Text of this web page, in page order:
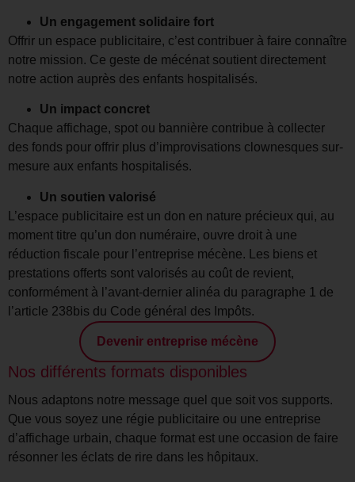
Un engagement solidaire fort
Offrir un espace publicitaire, c’est contribuer à faire connaître
notre mission. Ce geste de mécénat soutient directement
notre action auprès des enfants hospitalisés.
Un impact concret
Chaque affichage, spot ou bannière contribue à collecter
des fonds pour offrir plus d’improvisations clownesques sur-
mesure aux enfants hospitalisés.
Un soutien valorisé
L’espace publicitaire est un don en nature précieux qui, au
moment titre qu’un don numéraire, ouvre droit à une
réduction fiscale pour l’entreprise mécène. Les biens et
prestations offerts sont valorisés au coût de revient,
conformément à l’avant-dernier alinéa du paragraphe 1 de
l’article 238bis du Code général des Impôts.
Devenir entreprise mécène
Nos différents formats disponibles
Nous adaptons notre message quel que soit vos supports.
Que vous soyez une régie publicitaire ou une entreprise
d’affichage urbain, chaque format est une occasion de faire
résonner les éclats de rire dans les hôpitaux.